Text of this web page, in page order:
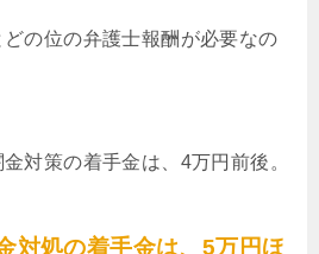
の位の弁護士報酬が必要なの
対策の着手金は、4万円前後。
対処の着手金は、5万円ほ